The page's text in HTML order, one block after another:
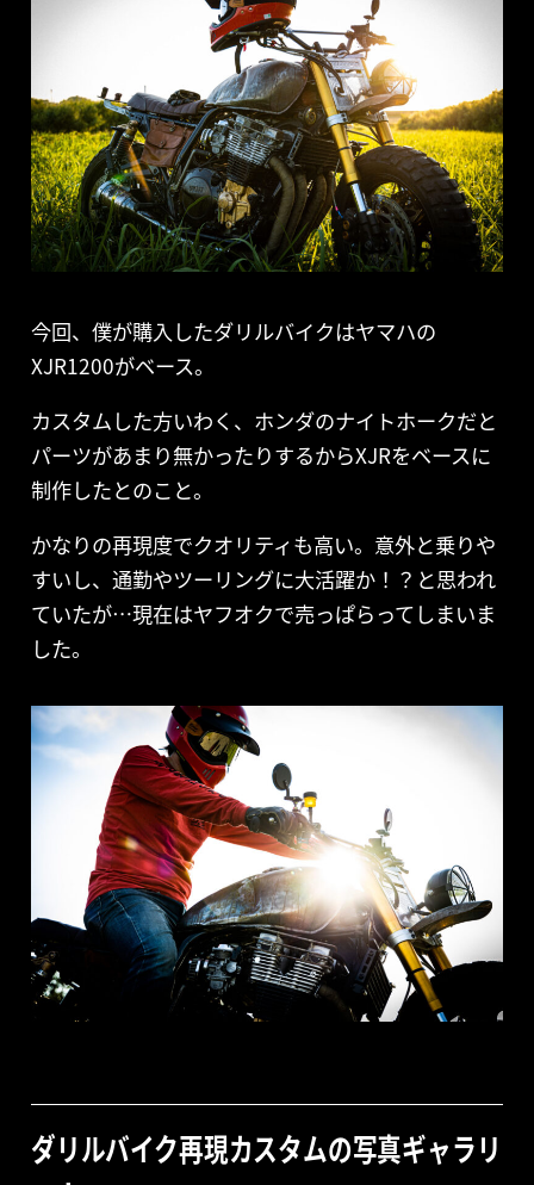
今回、僕が購入したダリルバイクはヤマハの
XJR1200がベース。
カスタムした方いわく、ホンダのナイトホークだと
パーツがあまり無かったりするからXJRをベースに
制作したとのこと。
かなりの再現度でクオリティも高い。意外と乗りや
すいし、通勤やツーリングに大活躍か！？と思われ
ていたが…現在はヤフオクで売っぱらってしまいま
した。
ダリルバイク再現カスタムの写真ギャラリ